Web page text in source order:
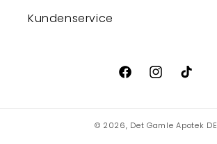
Kundenservice
FacebookInstagram
TikTok
© 2026, Det Gamle Apotek DE